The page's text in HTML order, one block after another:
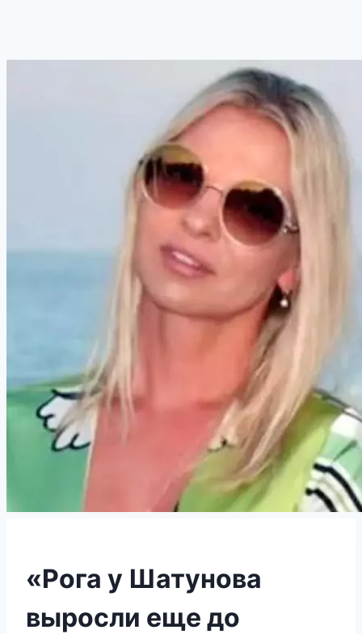
«Рога у Шатунова
выросли еще до